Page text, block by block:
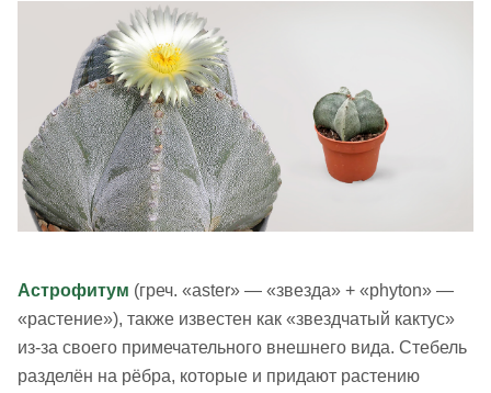
Астрофитум (греч. «aster» — «звезда» + «phyton» —
«растение»), также известен как «звездчатый кактус»
из-за своего примечательного внешнего вида. Стебель
разделён на рёбра, которые и придают растению